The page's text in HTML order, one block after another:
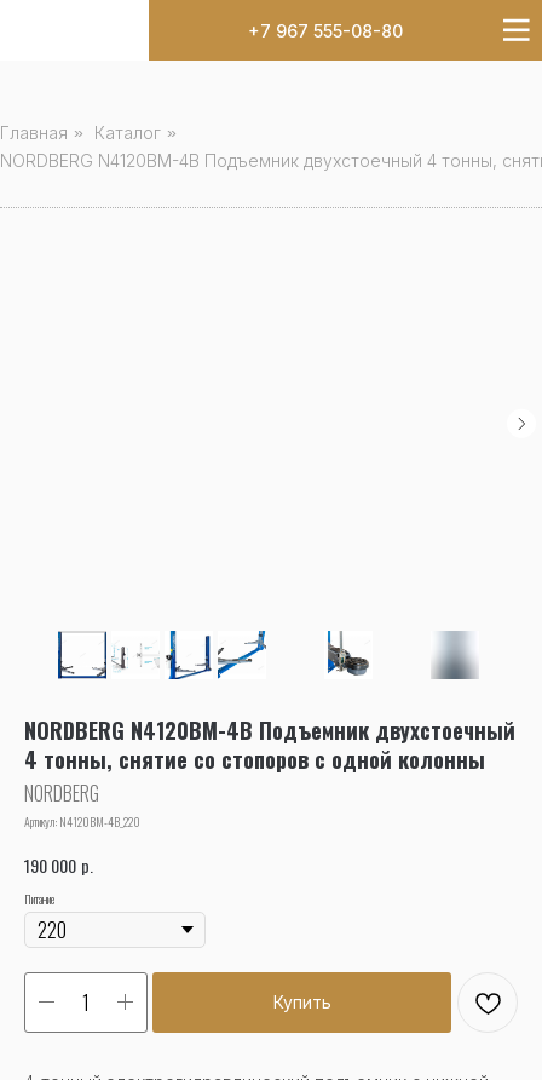
+7 967 555-08-80
Главная » Каталог »
NORDBERG N4120BM-4B Подъемник двухстоечный 4 тонны,
NORDBERG N4120BM-4B Подъемник двухстоечный
4 тонны, снятие со стопоров с одной колонны
NORDBERG
Артикул: N4120BM-4B_220
190 000 р.
Питание
Купить